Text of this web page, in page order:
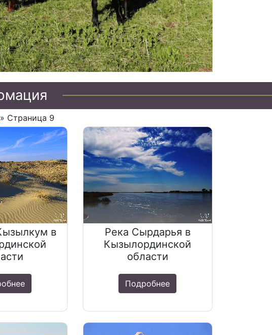
Казахстану
» Страница 9
в
Река Сырдарья в
Кызылординской
области
Подробнее